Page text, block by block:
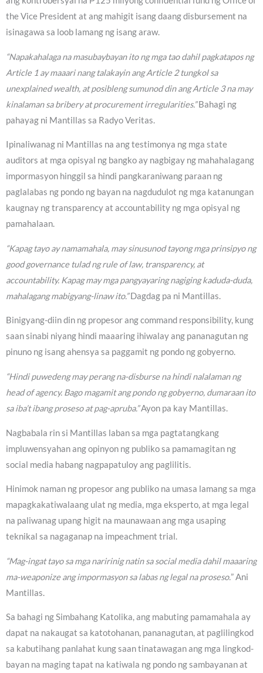
the Vice President at ang mahigit isang daang disbursement na
isinagawa sa loob lamang ng isang araw.
“Napakahalaga na masubaybayan ito ng mga tao dahil pagkatapos ng
Article 1 ay maaari nang talakayin ang Article 2 tungkol sa
unexplained wealth, at posibleng sumunod din ang Article 3 na may
kinalaman sa bribery at procurement irregularities.”Bahagi ng
pahayag ni Mantillas sa Radyo Veritas.
Ipinaliwanag ni Mantillas na ang testimonya ng mga state
auditors at mga opisyal ng bangko ay nagbigay ng mahahalagang
impormasyon hinggil sa hindi pangkaraniwang paraan ng
paglalabas ng pondo ng bayan na nagdudulot ng mga katanungan
kaugnay ng transparency at accountability ng mga opisyal ng
pamahalaan.
“Kapag tayo ay namamahala, may sinusunod tayong mga prinsipyo ng
good governance tulad ng rule of law, transparency, at
accountability. Kapag may mga pangyayaring nagiging kaduda-duda,
mahalagang mabigyang-linaw ito.”Dagdag pa ni Mantillas.
Binigyang-diin din ng propesor ang command responsibility, kung
saan sinabi niyang hindi maaaring ihiwalay ang pananagutan ng
pinuno ng isang ahensya sa paggamit ng pondo ng gobyerno.
“Hindi puwedeng may perang na-disburse na hindi nalalaman ng
head of agency. Bago magamit ang pondo ng gobyerno, dumaraan ito
sa iba’t ibang proseso at pag-apruba.”Ayon pa kay Mantillas.
Nagbabala rin si Mantillas laban sa mga pagtatangkang
impluwensyahan ang opinyon ng publiko sa pamamagitan ng
social media habang nagpapatuloy ang paglilitis.
Hinimok naman ng propesor ang publiko na umasa lamang sa mga
mapagkakatiwalaang ulat ng media, mga eksperto, at mga legal
na paliwanag upang higit na maunawaan ang mga usaping
teknikal sa nagaganap na impeachment trial.
“Mag-ingat tayo sa mga naririnig natin sa social media dahil maaaring
ma-weaponize ang impormasyon sa labas ng legal na proseso.” Ani
Mantillas.
Sa bahagi ng Simbahang Katolika, ang mabuting pamamahala ay
dapat na nakaugat sa katotohanan, pananagutan, at paglilingkod
sa kabutihang panlahat kung saan tinatawagan ang mga lingkod-
bayan na maging tapat na katiwala ng pondo ng sambayanan at